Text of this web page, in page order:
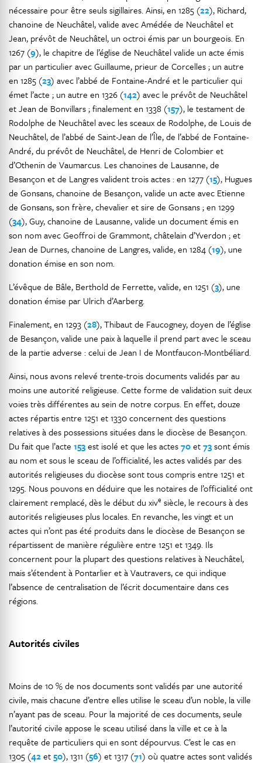
nécessaire pour être seuls sigillaires. Ainsi, en 1285 (22), Richard,
chanoine de Neuchâtel, valide avec Amédée de Neuchâtel et
Jean, prévôt de Neuchâtel, un octroi émis par un bourgeois. En
1267 (9), le chapitre de l’église de Neuchâtel valide un acte émis
par un particulier avec Guillaume, prieur de Corcelles ; un autre
en 1285 (23) avec l’abbé de Fontaine-André et le particulier qui
émet l’acte ; un autre en 1326 (142) avec le prévôt de Neuchâtel
et Jean de Bonvillars ; finalement en 1338 (157), le testament de
Rodolphe de Neuchâtel avec les sceaux de Rodolphe, de Louis de
Neuchâtel, de l’abbé de Saint-Jean de l’Île, de l’abbé de Fontaine-
André, du prévôt de Neuchâtel, de Henri de Colombier et
d’Othenin de Vaumarcus. Les chanoines de Lausanne, de
Besançon et de Langres valident trois actes : en 1277 (15), Hugues
de Gonsans, chanoine de Besançon, valide un acte avec Etienne
de Gonsans, son frère, chevalier et sire de Gonsans ; en 1299
(34), Guy, chanoine de Lausanne, valide un document émis en
son nom avec Geoffroi de Grammont, châtelain d’Yverdon ; et
Jean de Durnes, chanoine de Langres, valide, en 1284 (19), une
donation émise en son nom.
L’évêque de Bâle, Berthold de Ferrette, valide, en 1251 (3), une
donation émise par Ulrich d’Aarberg.
Finalement, en 1293 (28), Thibaut de Faucogney, doyen de l’église
de Besançon, valide une paix à laquelle il prend part avec le sceau
de la partie adverse : celui de Jean I de Montfaucon-Montbéliard.
Ainsi, nous avons relevé trente-trois documents validés par au
moins une autorité religieuse. Cette forme de validation suit deux
voies très différentes au sein de notre corpus. En effet, douze
actes répartis entre 1251 et 1330 concernent des questions
relatives à des possessions situées dans le diocèse de Besançon.
Du fait que l’acte 153est isolé et que les actes70et73sont émis
au nom et sous le sceau de l’officialité, les actes validés par des
autorités religieuses du diocèse sont tous compris entre 1251 et
1295. Nous pouvons en déduire que les notaires de l’officialité ont
clairement remplacé, dès le début du xive siècle, le recours à des
autorités religieuses plus locales. En revanche, les vingt et un
actes qui n’ont pas été produits dans le diocèse de Besançon se
répartissent de manière régulière entre 1251 et 1349. Ils
concernent pour la plupart des questions relatives à Neuchâtel,
mais s’étendent à Pontarlier et à Vautravers, ce qui indique
l’absence de centralisation de l’écrit documentaire dans ces
régions.
Autorités civiles
Moins de 10 % de nos documents sont validés par une autorité
civile, mais chacune d’entre elles utilise le sceau d’un noble, la ville
n’ayant pas de sceau. Pour la majorité de ces documents, seule
l’autorité civile appose le sceau utilisé dans la ville et ce à la
requête de particuliers qui en sont dépourvus. C’est le cas en
1305 (42et50), 1311 (56) et 1317 (71) où quatre actes sont validés